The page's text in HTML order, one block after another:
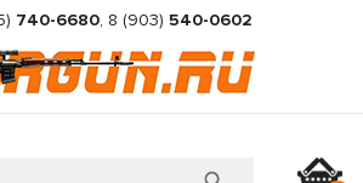
740-6680, 8 (903) 540-0602